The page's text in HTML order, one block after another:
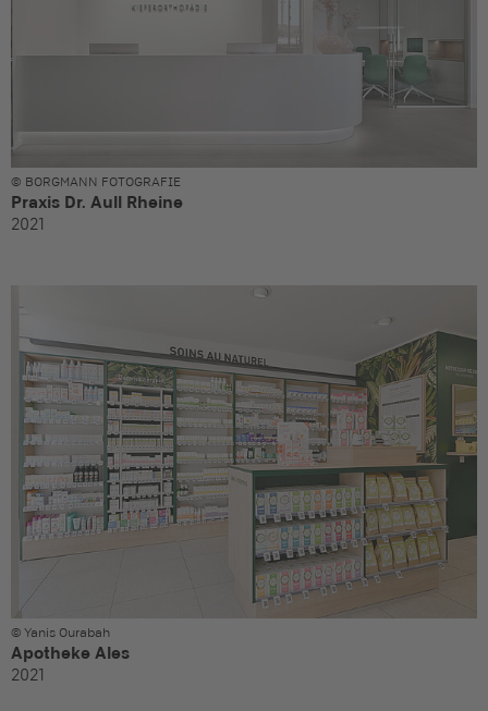
© BORGMANN FOTOGRAFIE
Praxis Dr. Aull Rheine
2021
© Yanis Ourabah
Apotheke Ales
2021